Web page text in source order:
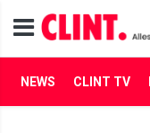
NEWS CLINT TV